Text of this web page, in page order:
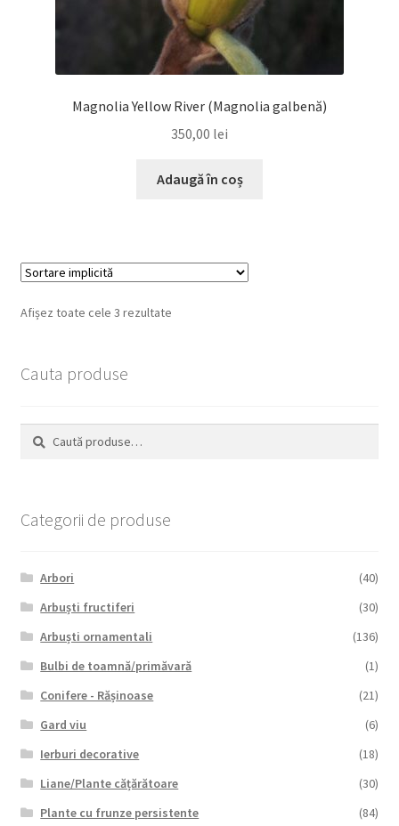
Magnolia Yellow River (Magnolia galbenă)
350,00 lei
Adaugă în coș
Afișez toate cele 3 rezultate
Cauta produse
Caută
după:
Caută
Categorii de produse
Arbori
(40)
Arbuști fructiferi
(30)
Arbuști ornamentali
(136)
Bulbi de toamnă/primăvară
(1)
Conifere - Rășinoase
(21)
Gard viu
(6)
Ierburi decorative
(18)
Liane/Plante cățărătoare
(30)
Plante cu frunze persistente
(84)